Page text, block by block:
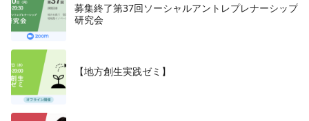
募集終了第37回ソーシャルアントレプレナーシップ
研究会
【地方創生実践ゼミ】